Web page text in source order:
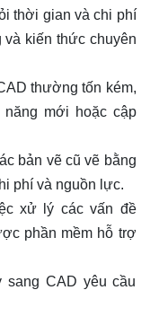
thời gian và chi phí
và kiến thức chuyên
thường tốn kém,
năng mới hoặc cập
bản vẽ cũ vẽ bằng
phí và nguồn lực.
xử lý các vấn đề
phần mềm hỗ trợ
CAD yêu cầu